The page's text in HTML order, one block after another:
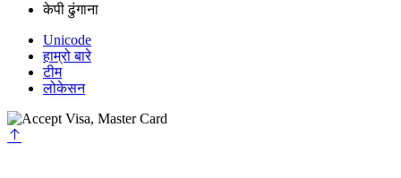
केपी ढुंगाना
Unicode
हाम्रो बारे
टीम
लोकेसन